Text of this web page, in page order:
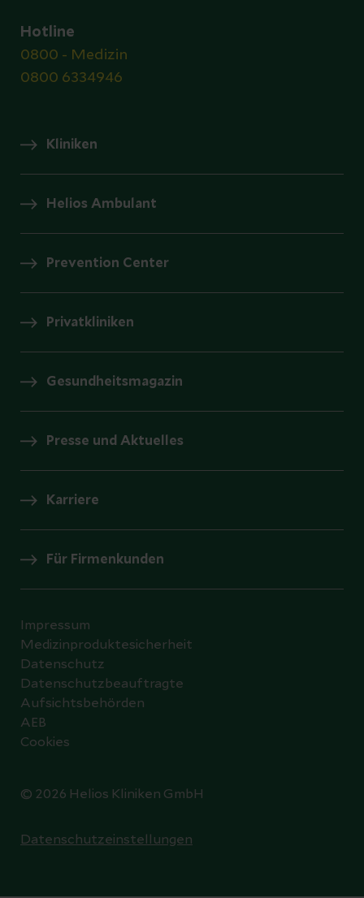
Hotline
0800 - Medizin
0800 6334946
Kliniken
Helios Ambulant
Prevention Center
Privatkliniken
Gesundheitsmagazin
Presse und Aktuelles
Karriere
Für Firmenkunden
© 2026 Helios Kliniken GmbH
Impressum
Medizinproduktesicherheit
Datenschutz
Datenschutzbeauftragte
Aufsichtsbehörden
AEB
Cookies
Datenschutzeinstellungen